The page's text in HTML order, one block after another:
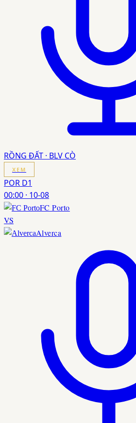
RỒNG ĐẤT · BLV CÒ
XEM
POR D1
00:00 · 10-08
FC Porto
VS
Alverca